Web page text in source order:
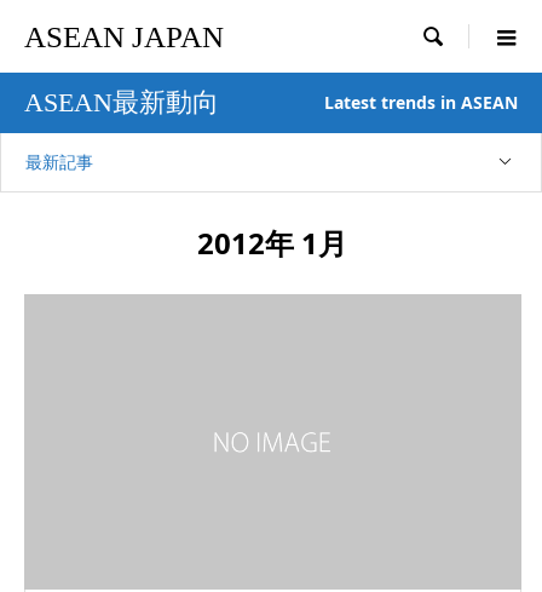
ASEAN JAPAN 
ASEAN最新動向 Latest trends in ASEAN
最新記事
2012年 1月